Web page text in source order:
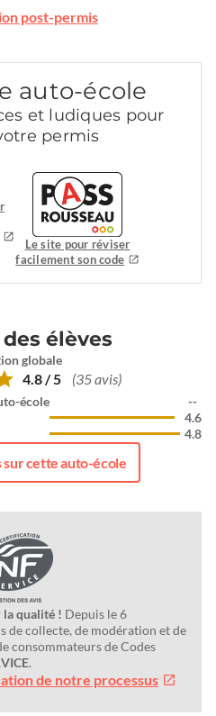
post-permis
auto-école
et ludiques pour
permis
Le site pour réviser
facilement son code
élèves
globale
4.8 / 5 (35 avis)
école
--
4.6
4.8
sur cette auto-école
la qualité ! Depuis le 6
de collecte, de modération et de
consommateurs de Codes
.
de notre processus